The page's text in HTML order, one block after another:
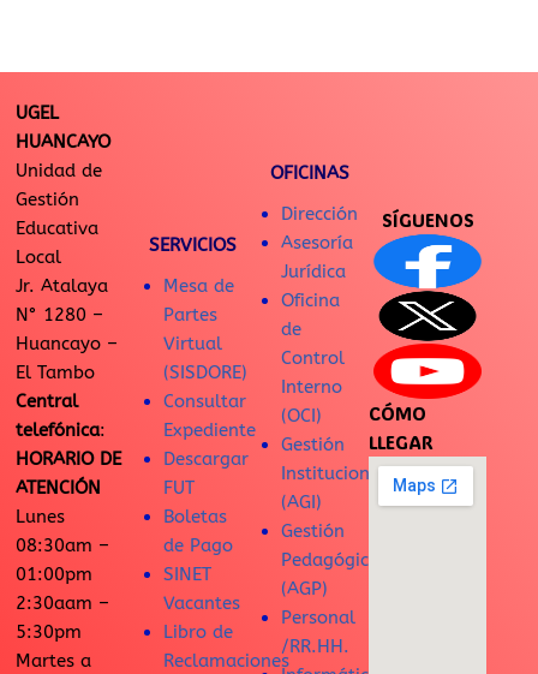
UGEL
HUANCAYO
Unidad de
Gestión
Educativa
Local
Jr. Atalaya
N° 1280 –
Huancayo –
El Tambo
Central
telefónica:
HORARIO DE
ATENCIÓN
Lunes
08:30am –
01:00pm
2:30aam –
5:30pm
Martes a
SERVICIOS
Mesa de
Partes
Virtual
(SISDORE)
Consultar
Expediente
Descargar
FUT
Boletas
de Pago
SINET
Vacantes
Libro de
Reclamaciones
OFICINAS
Dirección
Asesoría
Jurídica
Oficina
de
Control
Interno
(OCI)
Gestión
Institucional
(AGI)
Gestión
Pedagógica
(AGP)
Personal
/RR.HH.
SÍGUENOS
CÓMO
LLEGAR